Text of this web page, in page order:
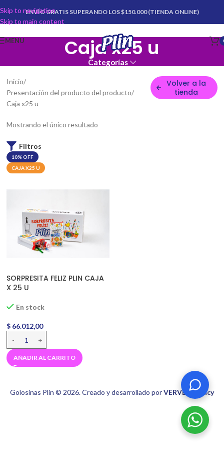
Skip to navigation
Skip to main content
ENVÍO GRATIS SUPERANDO LOS $150.000 (TIENDA ONLINE)
MENU Caja x25 u
Categorías
Inicio
Presentación del producto del producto
Caja x25 u
Volver a la
tienda
Mostrando el único resultado
Filtros
10% OFF
CAJA X25 U
SORPRESITA FELIZ PLIN CAJA
X 25 U
En stock
$ 66.012,00
AÑADIR AL CARRITO
Golosinas Plin © 2026. Creado y desarrollado porVERVEL agency